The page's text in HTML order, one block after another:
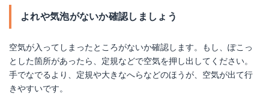
よれや気泡がないか確認しましょう
空気が入ってしまったところがないか確認します。もし、ぽこっ
とした箇所があったら、定規などで空気を押し出してください。
手でなでるより、定規や大きなへらなどのほうが、空気が出て行
きやすいです。